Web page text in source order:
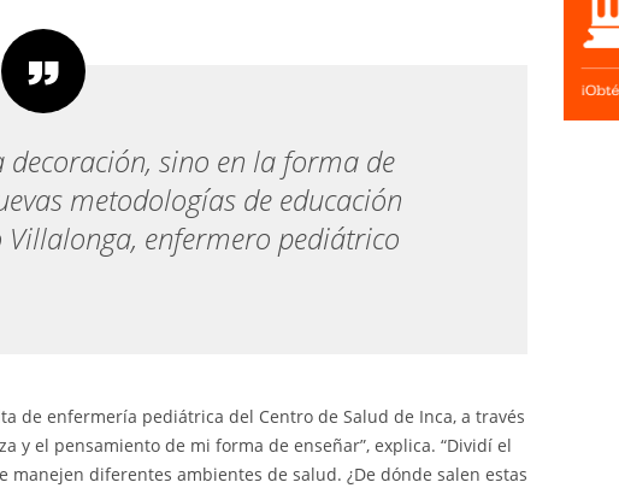
decoración, sino en la forma de
metodologías de educación
Villalonga, enfermero pediátrico
de enfermería pediátrica del Centro de Salud de Inca, a través
y el pensamiento de mi forma de enseñar”, explica. “Dividí el
diferentes ambientes de salud. ¿De dónde salen estas